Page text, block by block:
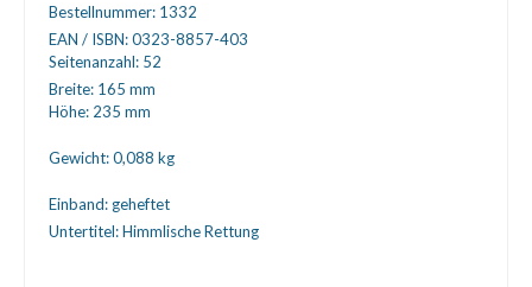
Bestellnummer: 1332
EAN / ISBN:0323-8857-403
Seitenanzahl: 52
Breite: 165 mm
Höhe: 235 mm
Gewicht:0,088 kg
Einband: geheftet
Untertitel:Himmlische Rettung